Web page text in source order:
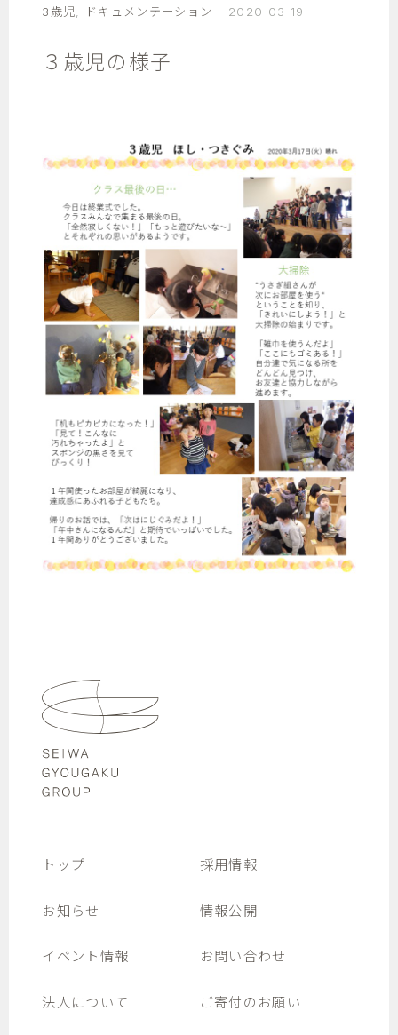
3歳児 ドキュメンテーション 2020 03 19
３歳児の様子
トップ
お知らせ
イベント情報
法人について
採用情報
情報公開
お問い合わせ
ご寄付のお願い